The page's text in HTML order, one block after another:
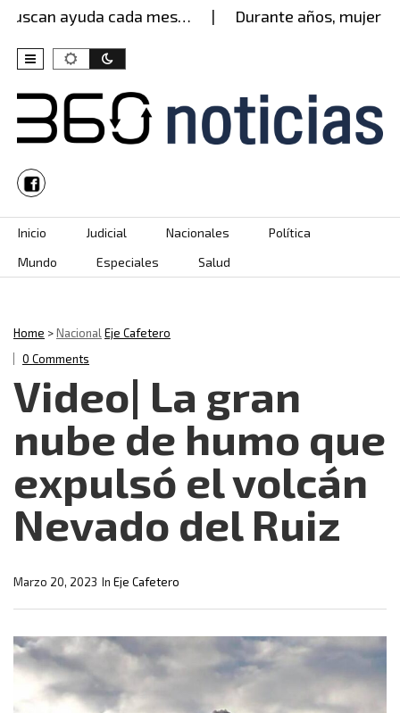
ayuda cada mes… Durante años, mujer
Skip to content
Inicio Judicial Nacionales
Política
Mundo
Especiales Salud
Home >NacionalEje Cafetero
0 Comments
Video| La gran
nube de humo que
expulsó el volcán
Nevado del Ruiz
In Eje Cafetero
Marzo 20, 2023